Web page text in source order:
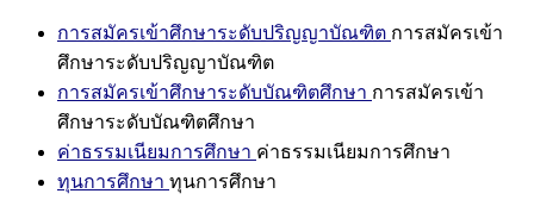
การสมัครเข้าศึกษาระดับปริญญาบัณฑิต การสมัครเข้า
ศึกษาระดับปริญญาบัณฑิต
การสมัครเข้าศึกษาระดับบัณฑิตศึกษา การสมัครเข้า
ศึกษาระดับบัณฑิตศึกษา
ค่าธรรมเนียมการศึกษา ค่าธรรมเนียมการศึกษา
ทุนการศึกษา ทุนการศึกษา